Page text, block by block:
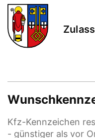
Kfz-Kennzeichen
- günstiger als vor